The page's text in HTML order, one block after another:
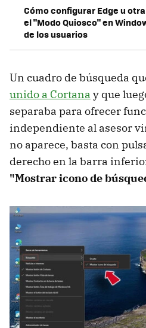
Cómo configurar Edge u
el "Modo Quiosco" en
de los usuarios
Un cuadro de búsqueda
unido a Cortana y que
separaba para ofrecer
independiente al asesor
no aparece, basta con
derecho en la barra
"Mostrar icono de